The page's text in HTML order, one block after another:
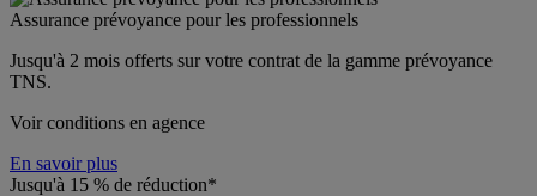
Assurance prévoyance pour les professionnels
Jusqu'à 2 mois offerts sur votre contrat de la gamme prévoyance
TNS.
Voir conditions en agence
En savoir plus
Jusqu'à 15 % de réduction*